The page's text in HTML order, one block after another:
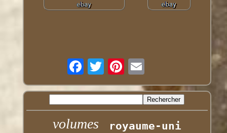
volumes royaume-uni